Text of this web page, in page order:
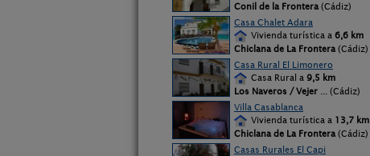
Conil de la Frontera (Cádiz)
Casa Chalet Adara
Vivienda turística a 6,6 km
Chiclana de La Frontera (Cádiz)
Casa Rural El Limonero
Casa Rural a 9,5 km
Los Naveros / Vejer ... (Cádiz)
Villa Casablanca
Vivienda turística a 13,7 km
Chiclana de La Frontera (Cádiz)
Casas Rurales El Capi